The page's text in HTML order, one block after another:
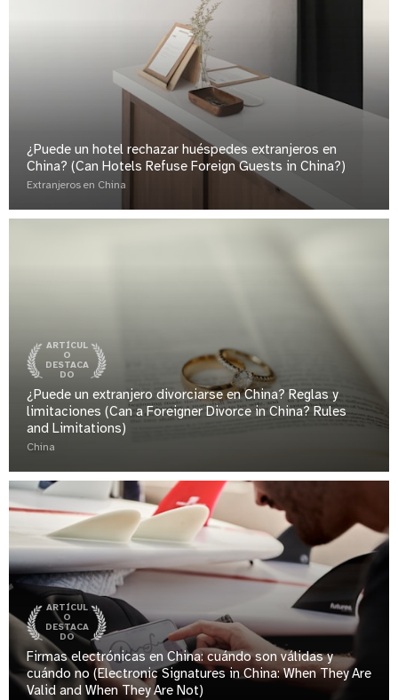
¿Puede un hotel rechazar huéspedes extranjeros en
China? (Can Hotels Refuse Foreign Guests in China?)
Extranjeros en China
ARTÍCUL
O
DESTACA
DO
¿Puede un extranjero divorciarse en China? Reglas y
limitaciones (Can a Foreigner Divorce in China? Rules
and Limitations)
China
ARTÍCUL
O
DESTACA
DO
Firmas electrónicas en China: cuándo son válidas y
cuándo no (Electronic Signatures in China: When They Are
Valid and When They Are Not)